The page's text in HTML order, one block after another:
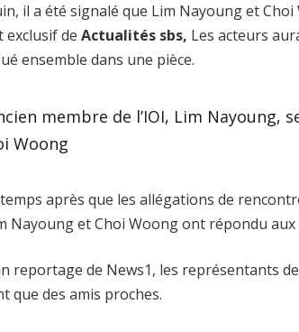
il a été signalé que Lim Nayoung et
exclusif deActualités sbs, Les acteurs
ensemble dans une pièce.
membre de l’IOI, Lim Nayoung,
Woong
après que les allégations de
Nayoung et Choi Woong ont répondu
reportage de News1, les représentants
que des amis proches.